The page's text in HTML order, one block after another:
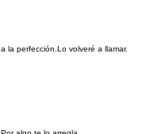
la perfección.Lo volveré a llamar.